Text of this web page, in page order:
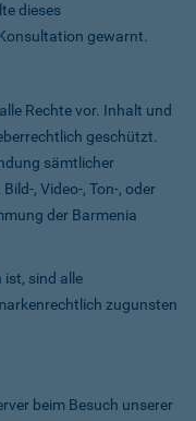
dieses
gewarnt.
Rechte vor. Inhalt und
geschützt.
sämtlicher
, Video-, Ton-, oder
der Barmenia
ist, sind alle
zugunsten
beim Besuch unserer